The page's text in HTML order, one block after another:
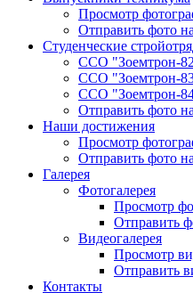
Просмотр
Отправить фото
Студенческие
ССО "Зоемтрон-
ССО "Зоемтрон-
ССО "Зоемтрон-
Отправить фото
Наши достижения
Просмотр
Отправить фото
Галерея
Фотогалерея
Просмотр
Отправить
Видеогалерея
Просмотр
Отправить
Контакты